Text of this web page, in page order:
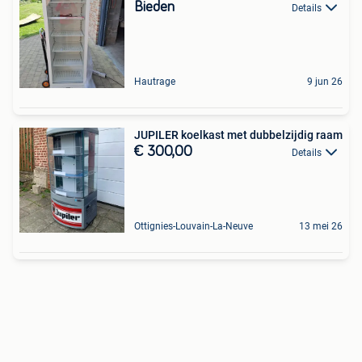
Bieden Details
Hautrage 9 jun 26
JUPILER koelkast met dubbelzijdig raam
€ 300,00 Details
Ottignies-Louvain-La-Neuve 13 mei 26